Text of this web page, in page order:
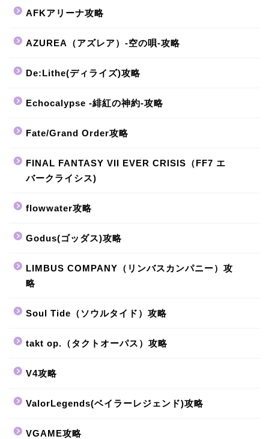
AFKアリーナ攻略
AZUREA（アズレア）-空の唄-攻略
De:Lithe(ディライズ)攻略
Echocalypse -緋紅の神約-攻略
Fate/Grand Order攻略
FINAL FANTASY VII EVER CRISIS（FF7 エ
バークライシス)
flowwater攻略
Godus(ゴッダス)攻略
LIMBUS COMPANY（リンバスカンパニー）攻
略
Soul Tide（ソウルタイド）攻略
takt op.（タクトオーパス）攻略
V4攻略
ValorLegends(ベイラーレジェンド)攻略
VGAME攻略